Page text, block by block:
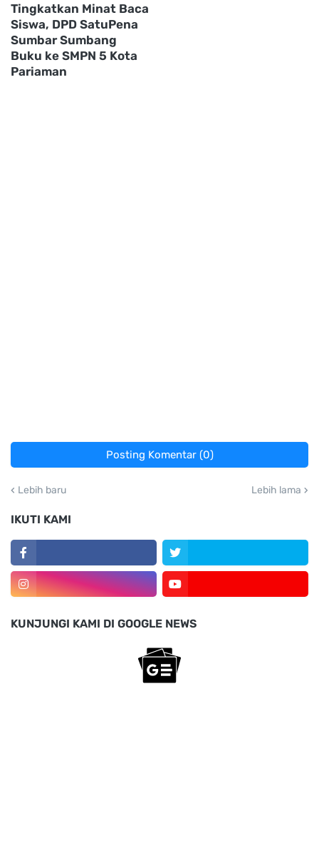
Tingkatkan Minat Baca
Siswa, DPD SatuPena
Sumbar Sumbang
Buku ke SMPN 5 Kota
Pariaman
Posting Komentar (0)
Lebih baru Lebih lama
IKUTI KAMI
KUNJUNGI KAMI DI GOOGLE NEWS